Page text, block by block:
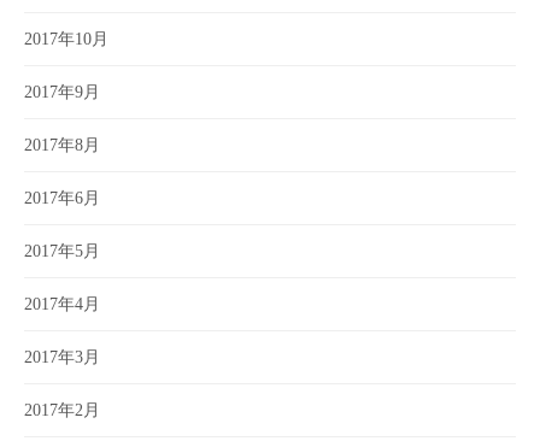
2017年10月
2017年9月
2017年8月
2017年6月
2017年5月
2017年4月
2017年3月
2017年2月